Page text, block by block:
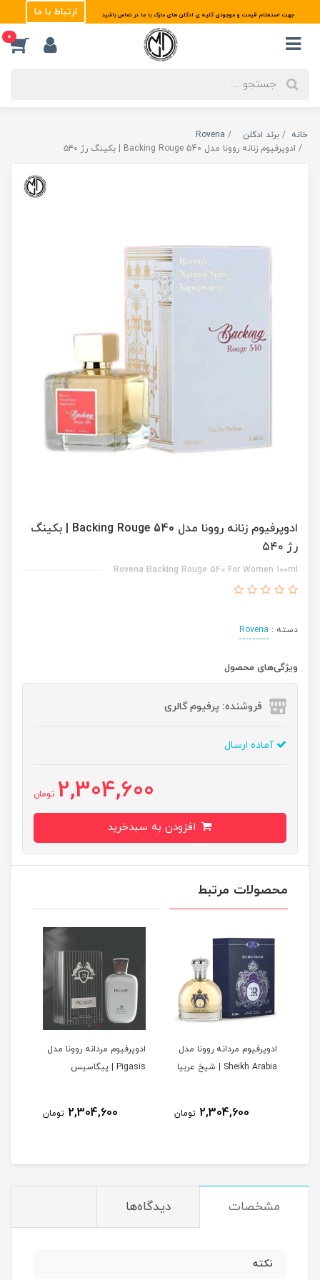
جهت استعلام قیمت و موجودی کلیه ی ادکلن های مارک با ما در تماس باشید ارتباط با ما
0
خانه برند ادکلن
Rovena
ادوپرفیوم زنانه روونا مدل Backing Rouge 540 | بکینگ رژ ۵۴۰
ادوپرفیوم زنانه روونا مدل Backing Rouge 540 | بکینگ
رژ ۵۴۰
Rovena Backing Rouge 540 For Women 100ml
دسته : Rovena
ویژگی‌های محصول
فروشنده: پرفیوم گالری
آماده ارسال
2,304,600 تومان
محصولات مرتبط
ادوپرفیوم مردانه روونا مدل
Sheikh Arabia | شیخ عربیا
2,304,600 تومان
ادوپرفیوم مردانه روونا مدل
Pigasis | پیگاسیس
2,304,600 تومان
مشخصات دیدگاه‌ها
نکته